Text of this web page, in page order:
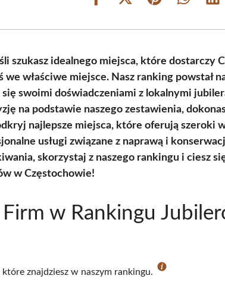
(Twitter)
szukasz idealnego miejsca, które dostarczy
właściwe miejsce. Nasz ranking powstał
swoimi doświadczeniami z lokalnymi
na podstawie naszego zestawienia,
najlepsze miejsca, które oferują szeroki
usługi związane z naprawą i
skorzystaj z naszego rankingu i ciesz
w Częstochowie!
w Rankingu
znajdziesz w naszym rankingu.